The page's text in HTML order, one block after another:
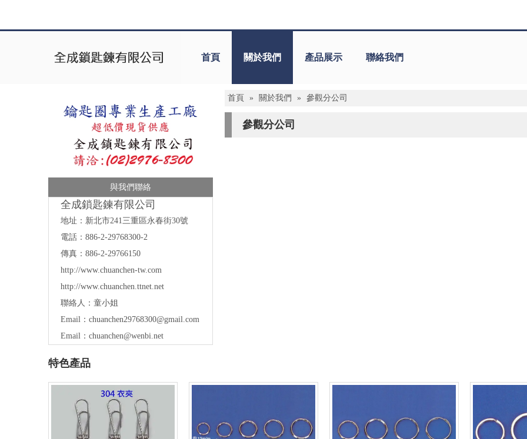
首頁 關於我們 產品展示 聯絡我們
與我們聯絡
全成鎖匙鍊有限公司
地址： 新北市241三重區永春街30號
電話：886-2-29768300-2
傳真：886-2-29766150
http://www.chuanchen-tw.com
http://www.chuanchen.ttnet.net
聯絡人：童小姐
Email： chuanchen29768300@gmail.com
Email： chuanchen@wenbi.net
首頁 » 關於我們 » 參觀分公司
參觀分公司
特色產品